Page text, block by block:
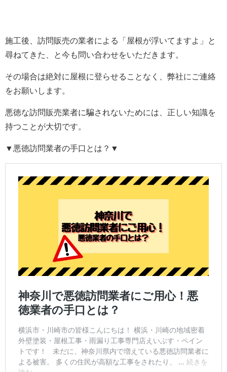
施工後、訪問販売の業者による「屋根が浮いてますよ」と
尋ねてきた、と今も問い合わせをいただきます。
その場合は絶対に屋根に登らせることなく、弊社にご連絡
をお願いします。
悪徳な訪問販売業者に騙されないためには、正しい知識を
持つことが大切です。
▼悪徳訪問業者の手口とは？▼